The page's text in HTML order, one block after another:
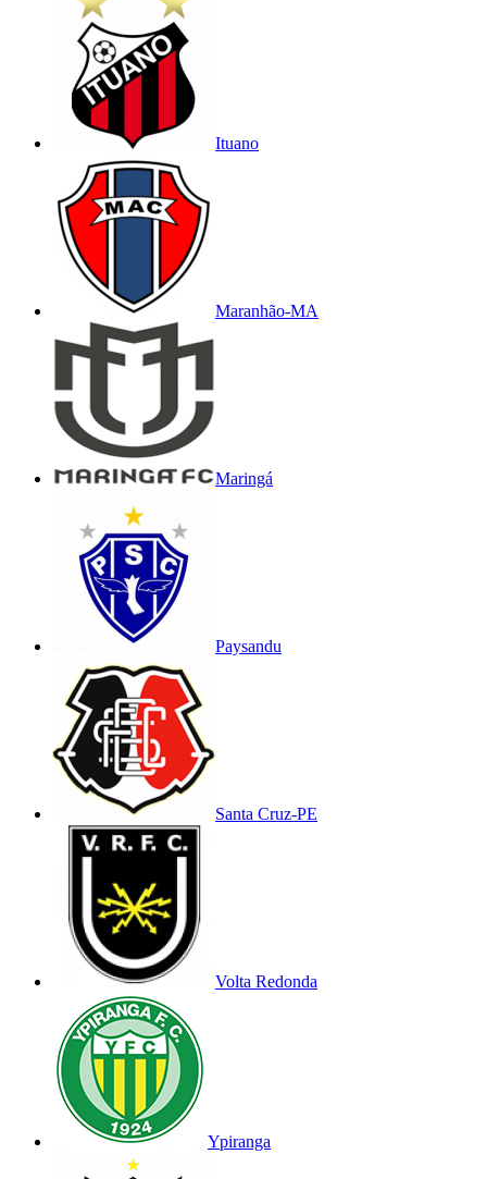
Ituano
Maranhão-MA
Maringá
Paysandu
Santa Cruz-PE
Volta Redonda
Ypiranga